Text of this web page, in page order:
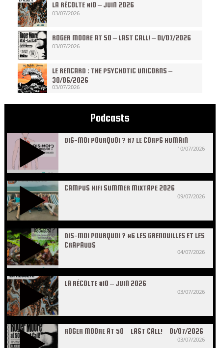
LA RÉCOLTE #10 – JUIN 2026
03/07/2026
ROGER MOORE AT 50 – LAST CALL! – 01/07/2026
03/07/2026
LE RENCARD : THE PSYCHOTIC UNICORNS –
30/06/2026
03/07/2026
Podcasts
DIS-MOI POURQUOI ? #7 LE CORPS HUMAIN
10/07/2026
CAMPUS HIFI SUMMER MIXTAPE 2026
09/07/2026
DIS-MOI POURQUOI ? #6 LES GRENOUILLES ET LES
CRAPAUDS
04/07/2026
LA RÉCOLTE #10 – JUIN 2026
03/07/2026
ROGER MOORE AT 50 – LAST CALL! – 01/07/2026
03/07/2026